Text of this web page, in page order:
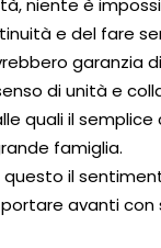
niente è
e del fare
garanzia
di unità e
quali il
famiglia.
il
avanti con